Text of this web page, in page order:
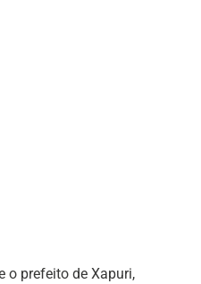
o prefeito de Xapuri,